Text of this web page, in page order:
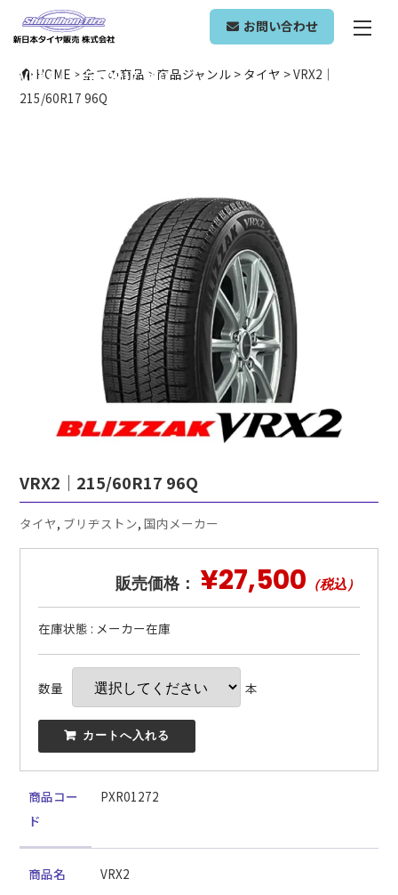
お問い合わせ
ONLINE SHOP
VRX2｜215/60R17 96Q
HOME >全ての商品 >商品ジャンル > タイヤ >VRX2｜
215/60R17 96Q
VRX2｜215/60R17 96Q
タイヤ, ブリヂストン,国内メーカー
販売価格： ¥27,500 （税込）
在庫状態 : メーカー在庫
数量 本
 カートへ入れる
商品コー
ド
PXR01272
商品名 VRX2